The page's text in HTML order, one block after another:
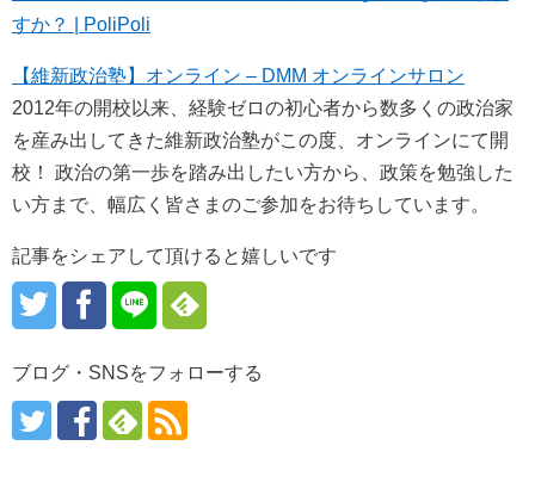
すか？ | PoliPoli
【維新政治塾】オンライン – DMM オンラインサロン
2012年の開校以来、経験ゼロの初心者から数多くの政治家
を産み出してきた維新政治塾がこの度、オンラインにて開
校！ 政治の第一歩を踏み出したい方から、政策を勉強した
い方まで、幅広く皆さまのご参加をお待ちしています。
記事をシェアして頂けると嬉しいです
ブログ・SNSをフォローする